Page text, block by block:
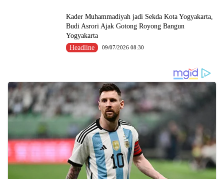
Kader Muhammadiyah jadi Sekda Kota Yogyakarta,
Budi Asrori Ajak Gotong Royong Bangun
Yogyakarta
Headline
09/07/2026 08:30